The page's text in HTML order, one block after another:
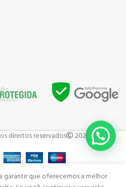
direitos reservados 2023 .
garantir que oferecemos a melhor